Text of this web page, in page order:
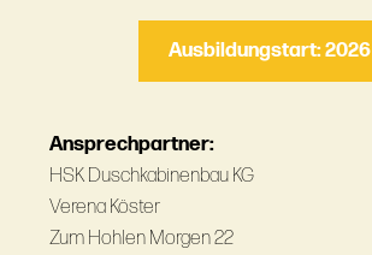
Ausbildungstart: 2026
Ansprechpartner:
HSK Duschkabinenbau KG
Verena Köster
Zum Hohlen Morgen 22